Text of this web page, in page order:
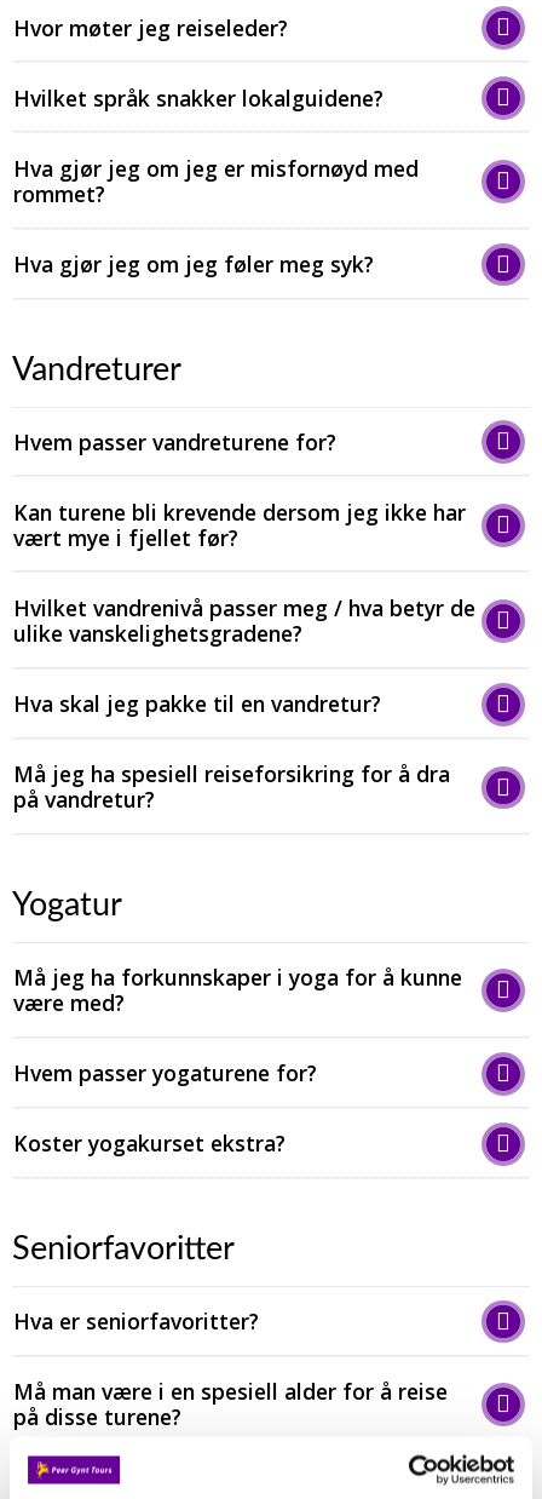
Hvor møter jeg reiseleder?
Hvilket språk snakker lokalguidene?
Hva gjør jeg om jeg er misfornøyd med
rommet?
Hva gjør jeg om jeg føler meg syk?
Vandreturer
​​​​​​​Hvem passer vandreturene for?
Kan turene bli krevende dersom jeg ikke har
vært mye i fjellet før?
Hvilket vandrenivå passer meg / hva betyr de
ulike vanskelighetsgradene?
Hva skal jeg pakke til en vandretur?
Må jeg ha spesiell reiseforsikring for å dra
på vandretur?
Yogatur
Må jeg ha forkunnskaper i yoga for å kunne
være med?
Hvem passer yogaturene for?
Koster yogakurset ekstra?
Seniorfavoritter
Hva er seniorfavoritter?
Må man være i en spesiell alder for å reise
på disse turene?